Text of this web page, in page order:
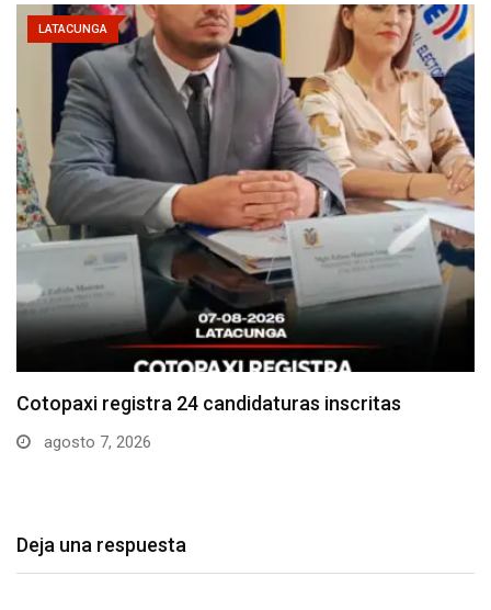
LATACUNGA
Parque Nacional Cotopaxi espera alta afluencia de
visitantes…
Deja una respuesta